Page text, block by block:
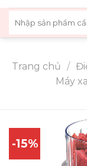
kiếm:
Trang chủ /
Máy
-15%